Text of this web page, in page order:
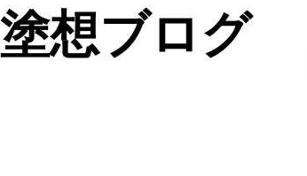
塗想ブログ